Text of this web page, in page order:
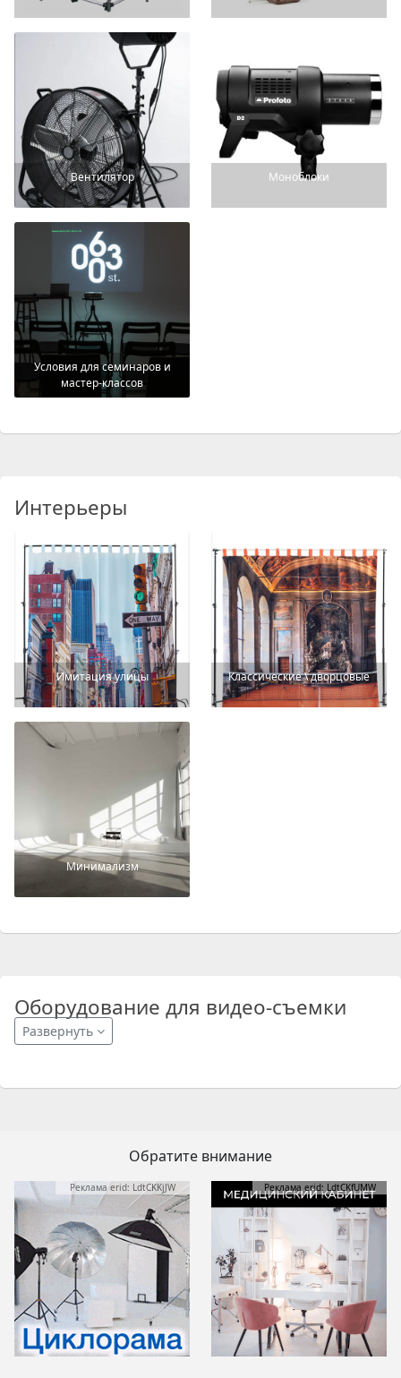
Вентилятор Моноблоки
Условия для семинаров и
мастер-классов
Интерьеры
Имитация улицы Классические \ дворцовые
Минимализм
Оборудование для видео-съемки
Развернуть
Обратите внимание
Реклама erid: LdtCKKjJW Реклама erid: LdtCKfUMW